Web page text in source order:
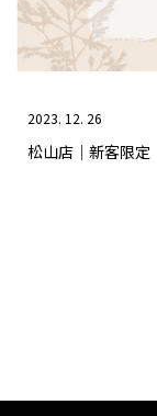
2023. 12. 26
松山店｜新客限定